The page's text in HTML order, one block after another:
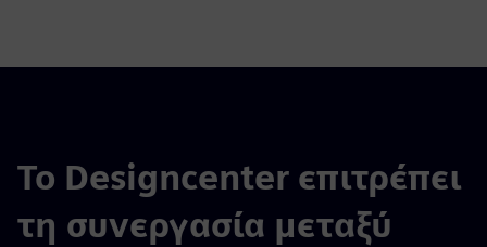
Το Designcenter επιτρέπει
τη συνεργασία μεταξύ